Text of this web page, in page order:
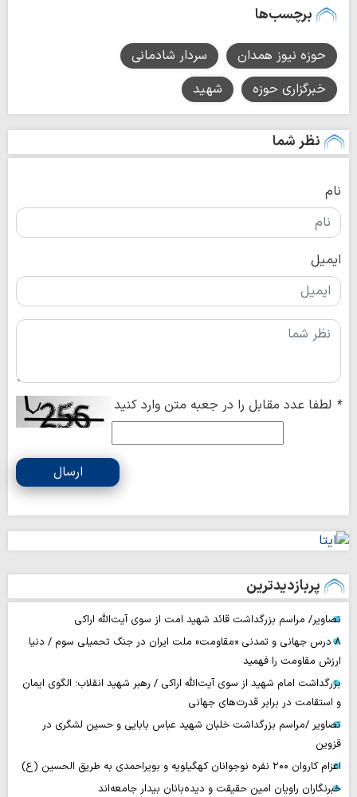
برچسب‌ها
حوزه نیوز همدان
سردار شادمانی
خبرگزاری حوزه
شهید
نظر شما
نام
ایمیل
* لطفا عدد مقابل را در جعبه متن وارد کنید
ارسال
پربازدیدترین
تصاویر/ مراسم بزرگداشت قائد شهید امت از سوی آیت‌الله اراکی
۸ درس جهانی و تمدنی «مقاومت» ملت ایران در جنگ تحمیلی سوم / دنیا
ارزش مقاومت را فهمید
بزرگداشت امام شهید از سوی آیت‌الله اراکی / رهبر شهید انقلاب؛ الگوی ایمان
و استقامت در برابر قدرت‌های جهانی
تصاویر /مراسم بزرگداشت خلبان شهید عباس بابایی و حسین لشگری در
قزوین
اعزام کاروان ۲۰۰ نفره نوجوانان کهگیلویه و بویراحمدی به طریق الحسین (ع)
خبرنگاران راویان امین حقیقت و دیده‌بانان بیدار جامعه‌اند